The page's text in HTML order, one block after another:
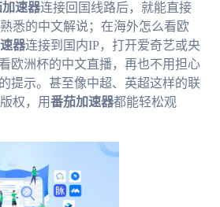
速器连接回国线路后，就能直接
悉的中文解说；在海外怎么看欧
器连接到国内IP，打开爱奇艺或央
欧洲杯的中文直播，再也不用担心
提示。甚至像中超、英超这样的联
权，用番茄加速器都能轻松观